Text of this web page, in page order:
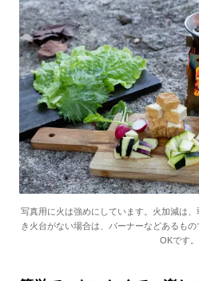
写真用に火は強めにしています。火加減は
き火台がない場合は、バーナーなどあるも
OKです。